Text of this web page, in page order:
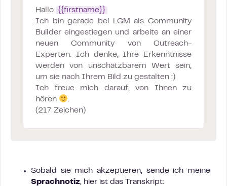
Hallo {{firstname}}
Ich bin gerade bei LGM als Community
Builder eingestiegen und arbeite an einer
neuen Community von Outreach-
Experten. Ich denke, Ihre Erkenntnisse
werden von unschätzbarem Wert sein,
um sie nach Ihrem Bild zu gestalten :)
Ich freue mich darauf, von Ihnen zu
hören
.
(217 Zeichen)
Sobald sie mich akzeptieren, sende ich meine
Sprachnotiz, hier ist das Transkript: